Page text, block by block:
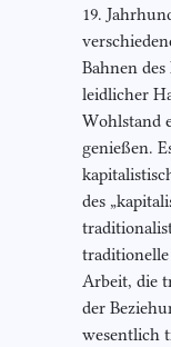
19.
Bahnen
leidlicher
Wohlstand
genießen.
des
Arbeit, die
der
wesentlich